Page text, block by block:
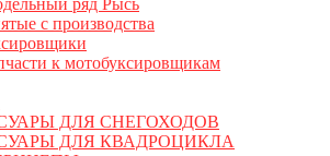
ряд Рысь
с производства
к мотобуксировщикам
ДЛЯ СНЕГОХОДОВ
ДЛЯ КВАДРОЦИКЛА